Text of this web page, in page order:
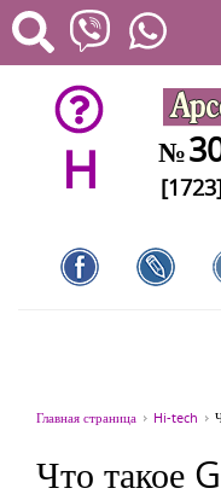
H №
Главная страница Hi-tech
Что такое